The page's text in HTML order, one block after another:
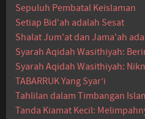
Sepuluh Pembatal Keislaman
Setiap Bid'ah adalah Sesat
Shalat Jum'at dan Jama'ah
Syarah Aqidah Wasithiyah:
Syarah Aqidah Wasithiyah:
TABARRUK Yang Syar’i
Tahlilan dalam Timbangan
Tanda Kiamat Kecil: